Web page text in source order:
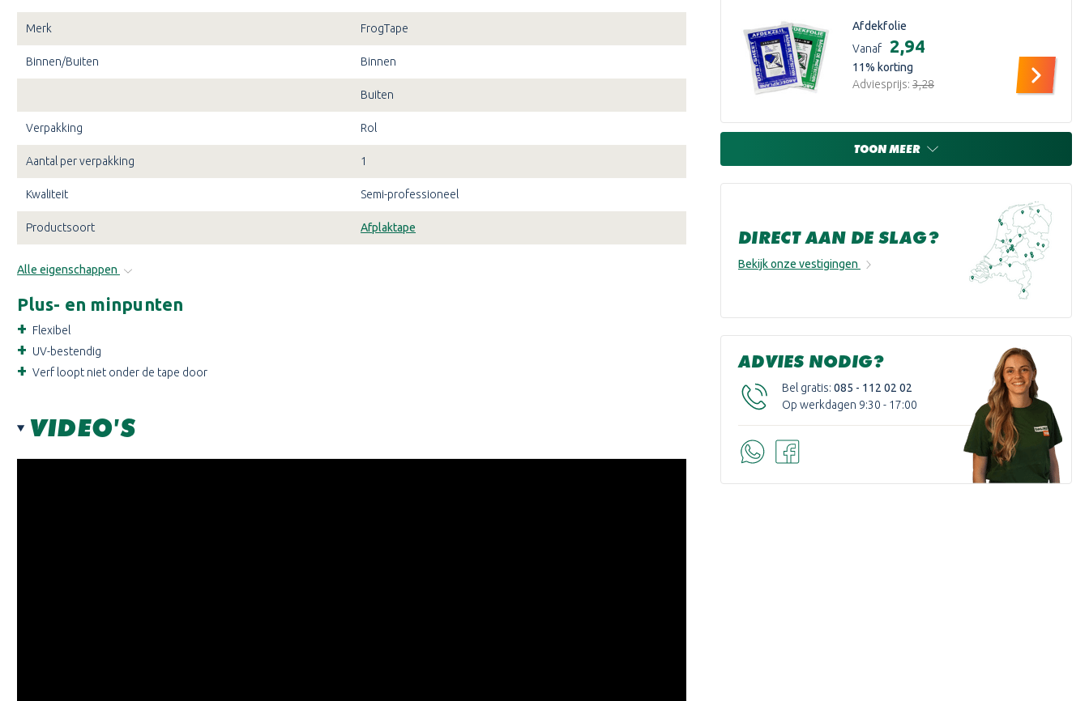
Merk FrogTape
Binnen/Buiten Binnen
Buiten
Verpakking Rol
Aantal per verpakking 1
Kwaliteit Semi-professioneel
Productsoort Afplaktape
Alle eigenschappen
Plus- en minpunten
Flexibel
UV-bestendig
Verf loopt niet onder de tape door
VIDEO'S
Afdekfolie
Vanaf
€2,94
11% korting
Adviesprijs: €3,28
TOON MEER
DIRECT AAN DE SLAG?
Bekijk onze vestigingen
ADVIES NODIG?
Bel gratis: 085 - 112 02 02
Op werkdagen 9:30 - 17:00